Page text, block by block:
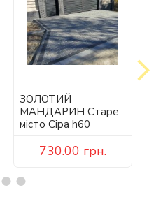
ЗОЛОТИЙ
МАНДАРИН Старе
місто Сіра h60
730.00 грн.